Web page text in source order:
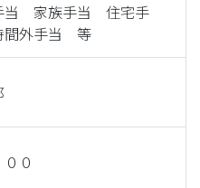
当 家族手当 住宅手
外手当 等
０